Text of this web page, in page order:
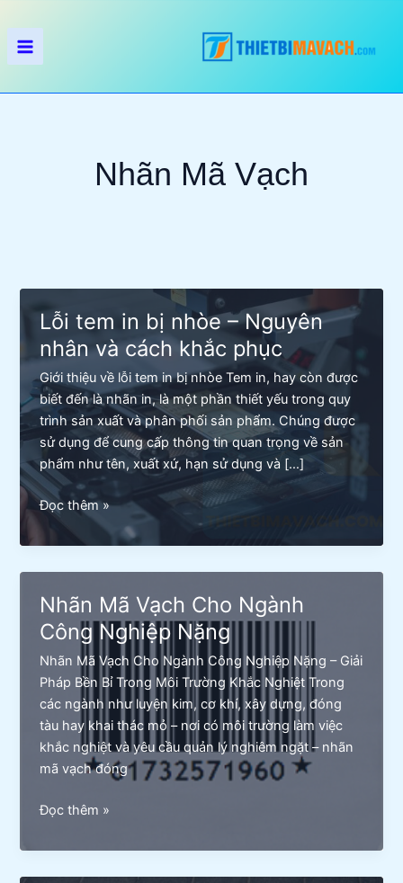
tới
nội
Nhãn Mã Vạch
Lỗi tem in bị nhòe – Nguyên
nhân và cách khắc phục
Giới thiệu về lỗi tem in bị nhòe Tem in, hay còn được
biết đến là nhãn in, là một phần thiết yếu trong quy
trình sản xuất và phân phối sản phẩm. Chúng được
sử dụng để cung cấp thông tin quan trọng về sản
phẩm như tên, xuất xứ, hạn sử dụng và […]
Lỗi
tem
in
bị
–
Nguyên
nhân
và
cách
khắc
phục
Đọc thêm »
Nhãn Mã Vạch Cho Ngành
Công Nghiệp Nặng
Nhãn Mã Vạch Cho Ngành Công Nghiệp Nặng – Giải
Pháp Bền Bỉ Trong Môi Trường Khắc Nghiệt Trong
các ngành như luyện kim, cơ khí, xây dựng, đóng
tàu hay khai thác mỏ – nơi có môi trường làm việc
khắc nghiệt và yêu cầu quản lý nghiêm ngặt – nhãn
mã vạch đóng
Nhãn
Vạch
Cho
Đọc thêm »